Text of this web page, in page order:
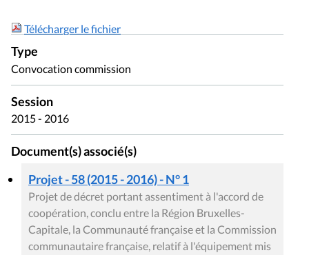
Télécharger le fichier
Type
Convocation commission
Session
2015 - 2016
Document(s) associé(s)
Projet - 58 (2015 - 2016) - N° 1
Projet de décret portant assentiment à l'accord de
coopération, conclu entre la Région Bruxelles-
Capitale, la Communauté française et la Commission
communautaire française, relatif à l'équipement mis